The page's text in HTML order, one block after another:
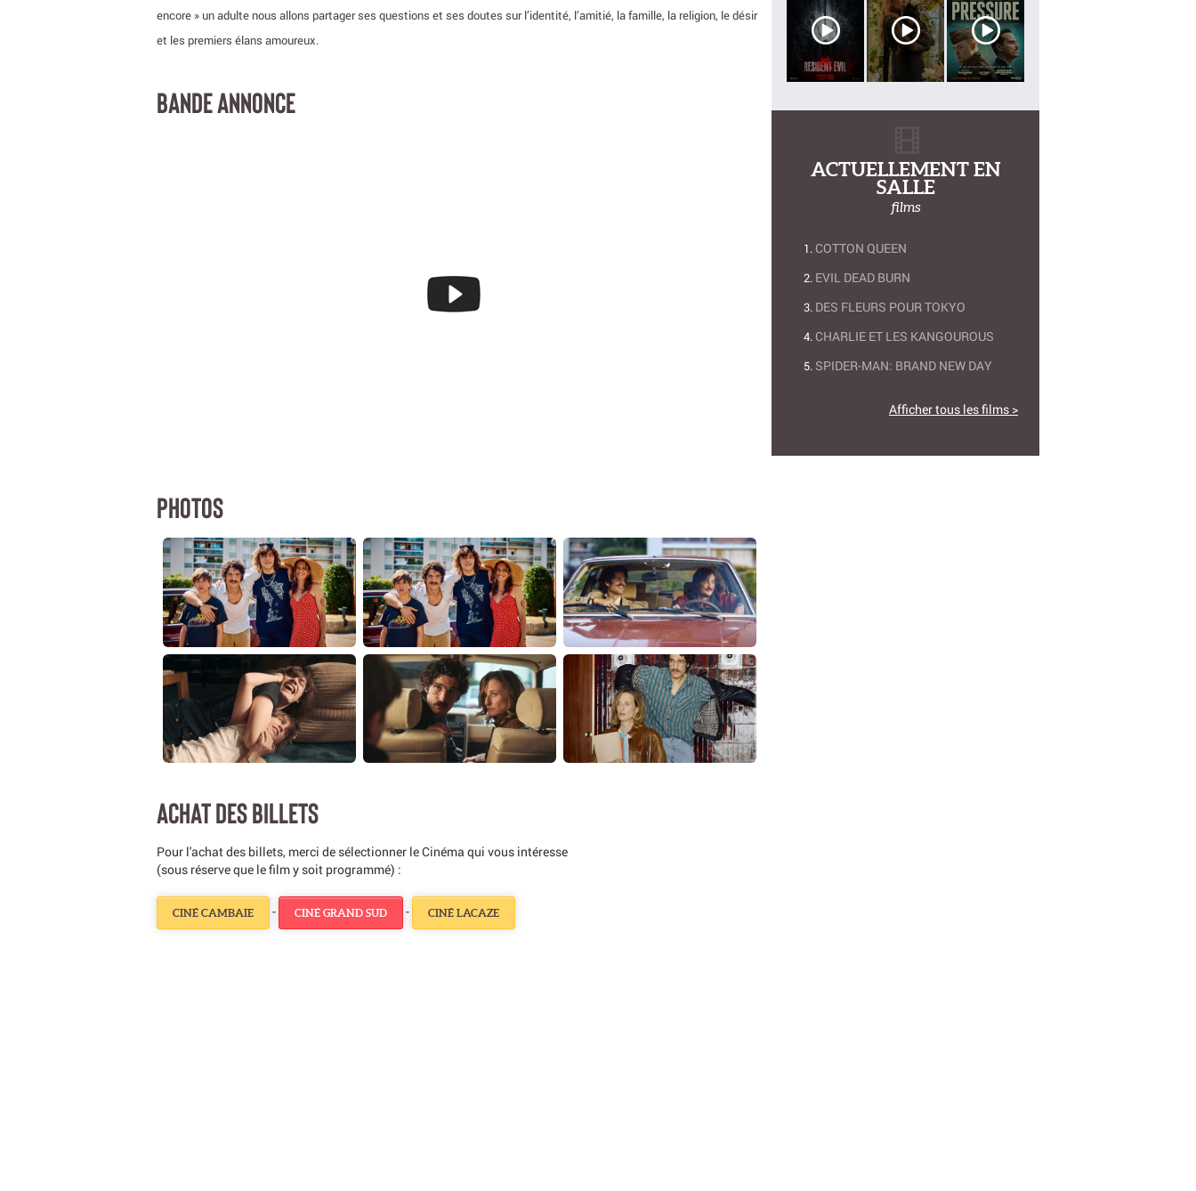
encore » un adulte nous allons partager ses questions et ses doutes sur l’identité, l’amitié, la famille, la religion, le désir
et les premiers élans amoureux.
BANDE ANNONCE
PHOTOS
ACHAT DES BILLETS
Pour l'achat des billets, merci de sélectionner le Cinéma qui vous intéresse
(sous réserve que le film y soit programmé) :
CINÉ CAMBAIE - CINÉ GRAND SUD - CINÉ LACAZE
ACTUELLEMENT EN
SALLE
films
COTTON QUEEN
EVIL DEAD BURN
DES FLEURS POUR TOKYO
CHARLIE ET LES KANGOUROUS
SPIDER-MAN: BRAND NEW DAY
Afficher tous les films >